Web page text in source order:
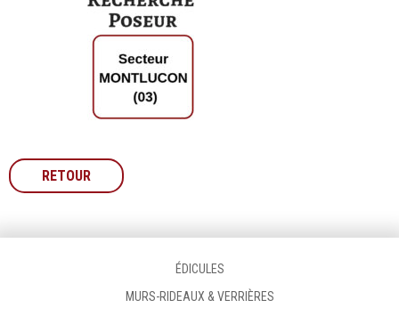
RETOUR
ÉDICULES
MURS-RIDEAUX & VERRIÈRES